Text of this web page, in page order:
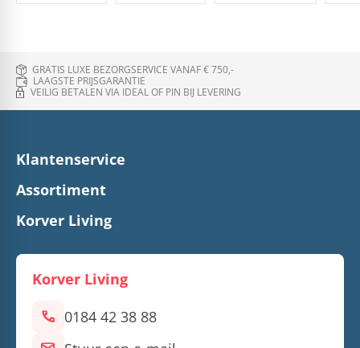
GRATIS LUXE BEZORGSERVICE VANAF € 750,-
LAAGSTE PRIJSGARANTIE
VEILIG BETALEN VIA IDEAL OF PIN BIJ LEVERING
Klantenservice
Assortiment
Korver Living
Korver Living
call 0184 42 38 88